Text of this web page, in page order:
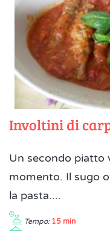
Involtini di
Un secondo piatto
momento. Il sugo
la pasta....
Tempo: 15 min